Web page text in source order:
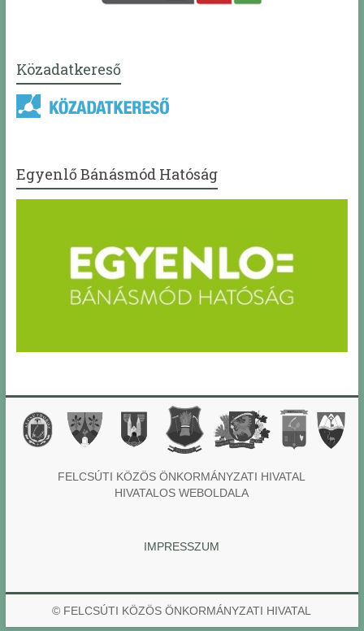
Közadatkereső
Egyenlő Bánásmód Hatóság
FELCSÚTI KÖZÖS ÖNKORMÁNYZATI HIVATAL
HIVATALOS WEBOLDALA
IMPRESSZUM
© FELCSÚTI KÖZÖS ÖNKORMÁNYZATI HIVATAL